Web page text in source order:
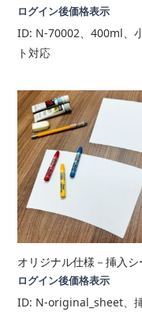
ログイン後価格表示
ID: N-70002、400ml、
ト対応
オリジナル仕様－挿入シ
ログイン後価格表示
ID: N-original_sheet、